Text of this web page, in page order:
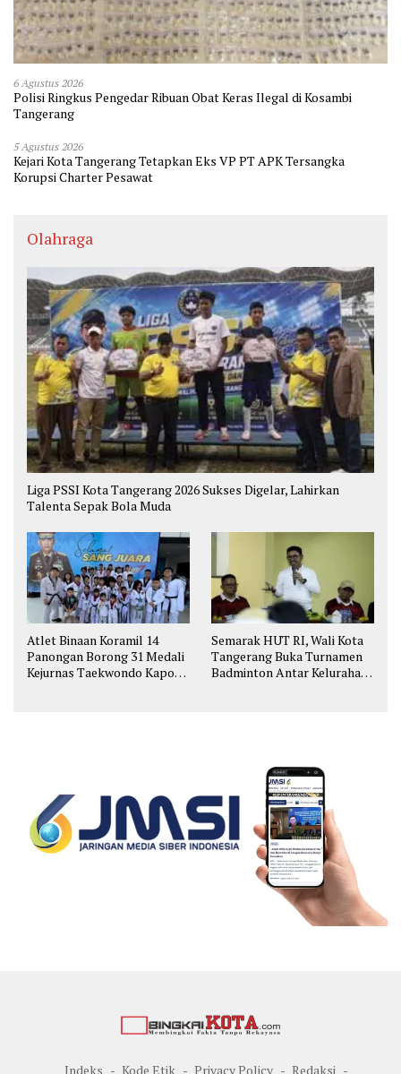
6 Agustus 2026
Polisi Ringkus Pengedar Ribuan Obat Keras Ilegal di Kosambi
Tangerang
5 Agustus 2026
Kejari Kota Tangerang Tetapkan Eks VP PT APK Tersangka
Korupsi Charter Pesawat
Olahraga
Liga PSSI Kota Tangerang 2026 Sukses Digelar, Lahirkan
Talenta Sepak Bola Muda
Atlet Binaan Koramil 14
Panongan Borong 31 Medali
Kejurnas Taekwondo Kapolri
Semarak HUT RI, Wali Kota
Tangerang Buka Turnamen
Badminton Antar Kelurahan
Indeks Kode Etik Privacy Policy Redaksi